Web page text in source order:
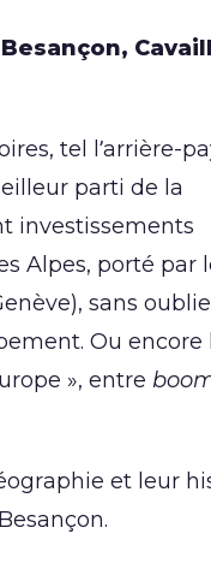
Besançon,
tel l’arrière-
parti de la
investissements
Alpes, porté par
sans
Ou encore
», entre
et leur